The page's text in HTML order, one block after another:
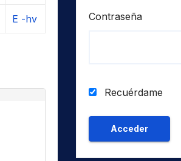
E -hv Contraseña
Recuérdame